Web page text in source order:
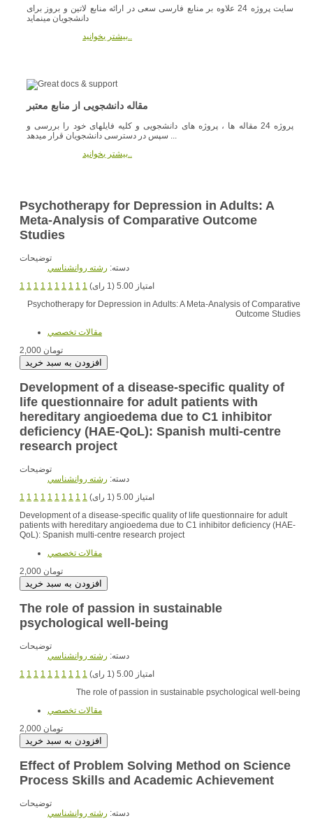
سایت پروژه 24 علاوه بر منابع فارسی سعی در ارائه منابع لاتین و بروز برای
دانشجویان مینماید
بیشتر بخوانید..
مقاله دانشجویی از منابع معتبر
پروژه 24 مقاله ها ، پروژه های دانشجویی و کلیه فایلهای خود را بررسی و
سپس در دسترسی دانشجویان قرار میدهد ...
بیشتر بخوانید..
Psychotherapy for Depression in Adults: A
Meta-Analysis of Comparative Outcome
Studies
توضیحات
دسته: رشته روانشناسي
1 1 1 1 1 1 1 1 1 1
امتیاز 5.00 (1 رای)
Psychotherapy for Depression in Adults: A Meta-Analysis of Comparative
Outcome Studies
مقالات تخصصي
2,000 تومان
Development of a disease-specific quality of
life questionnaire for adult patients with
hereditary angioedema due to C1 inhibitor
deficiency (HAE-QoL): Spanish multi-centre
research project
توضیحات
دسته: رشته روانشناسي
1 1 1 1 1 1 1 1 1 1
امتیاز 5.00 (1 رای)
Development of a disease-specific quality of life questionnaire for adult
patients with hereditary angioedema due to C1 inhibitor deficiency (HAE-
QoL): Spanish multi-centre research project
مقالات تخصصي
2,000 تومان
The role of passion in sustainable
psychological well-being
توضیحات
دسته: رشته روانشناسي
1 1 1 1 1 1 1 1 1 1
امتیاز 5.00 (1 رای)
The role of passion in sustainable psychological well-being
مقالات تخصصي
2,000 تومان
Effect of Problem Solving Method on Science
Process Skills and Academic Achievement
توضیحات
دسته: رشته روانشناسي